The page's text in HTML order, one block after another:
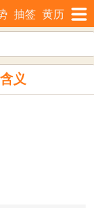
抽签 黄历
义